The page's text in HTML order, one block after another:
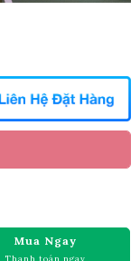
Mua Ngay
Thanh toán ngay